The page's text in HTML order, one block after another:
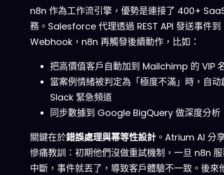
n8n 作為工作流引擎，優勢是連接了 400+
務。Salesforce 代理透過 REST API 發送事件
Webhook，n8n 再觸發後續動作，比如：
把高價值客戶自動加到 Mailchimp 的 VIP
當案例情緒被判定為「極度不滿」時，自动
Slack 緊急頻道
同步數據到 Google BigQuery 做深度分析
關鍵在於錯誤處理與幂等性設計 。Atrium AI 分
慘痛教訓：初期他們沒做重試機制，一旦 n8n
中斷，事件就丟了，導致客戶體驗不一致。後來